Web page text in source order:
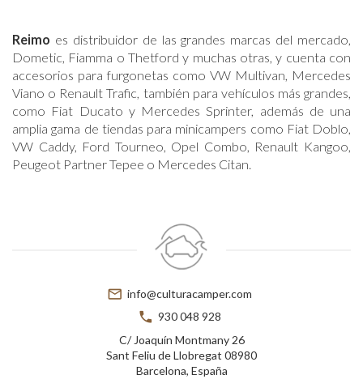
Reimo es distribuidor de las grandes marcas del mercado,
Dometic, Fiamma o Thetford y muchas otras, y cuenta con
accesorios para furgonetas como VW Multivan, Mercedes
Viano o Renault Trafic, también para vehículos más grandes,
como Fiat Ducato y Mercedes Sprinter, además de una
amplia gama de tiendas para minicampers como Fiat Doblo,
VW Caddy, Ford Tourneo, Opel Combo, Renault Kangoo,
Peugeot Partner Tepee o Mercedes Citan.
mail_outline info@culturacamper.com
phone 930 048 928
C/ Joaquín Montmany 26
Sant Feliu de Llobregat 08980
Barcelona, España